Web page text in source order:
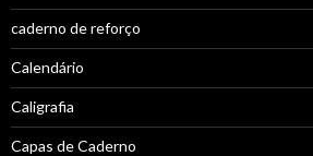
caderno de reforço
Calendário
Caligrafia
Capas de Caderno